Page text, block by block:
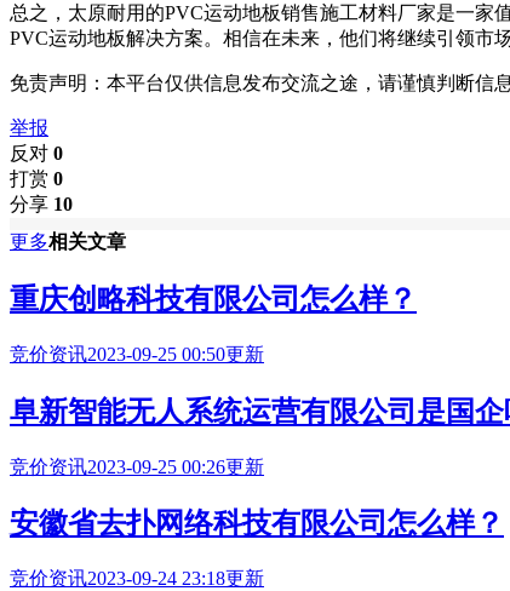
总之，太原耐用的PVC运动地板销售施工材料厂家是一
PVC运动地板解决方案。相信在未来，他们将继续引领市
免责声明：本平台仅供信息发布交流之途，请谨慎判断信
举报
反对 0
打赏 0
分享 10
更多相关文章
重庆创略科技有限公司怎么样？
竞价资讯2023-09-25 00:50更新
阜新智能无人系统运营有限公司是国企
竞价资讯2023-09-25 00:26更新
安徽省去扑网络科技有限公司怎么样？
竞价资讯2023-09-24 23:18更新